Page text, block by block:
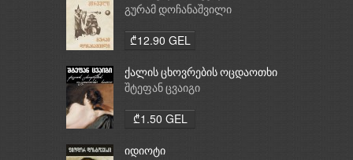
გურამ დოჩანაშვილი
₾12.90 GEL
ქალის ცხოვრების ოცდაოთხი
საათი
შტეფან ცვაიგი
₾1.50 GEL
იდიოტი